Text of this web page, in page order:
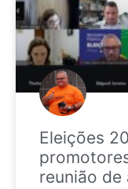
Eleições
reunião de